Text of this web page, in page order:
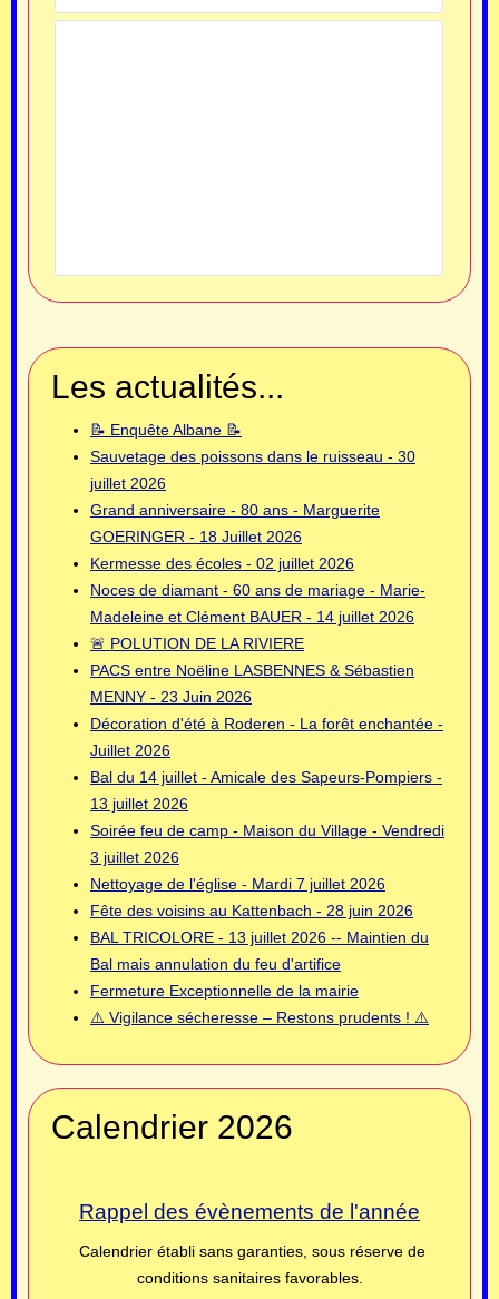
Les actualités...
📝 Enquête Albane 📝
Sauvetage des poissons dans le ruisseau - 30
juillet 2026
Grand anniversaire - 80 ans - Marguerite
GOERINGER - 18 Juillet 2026
Kermesse des écoles - 02 juillet 2026
Noces de diamant - 60 ans de mariage - Marie-
Madeleine et Clément BAUER - 14 juillet 2026
🚨 POLUTION DE LA RIVIERE
PACS entre Noëline LASBENNES & Sébastien
MENNY - 23 Juin 2026
Décoration d'été à Roderen - La forêt enchantée -
Juillet 2026
Bal du 14 juillet - Amicale des Sapeurs-Pompiers -
13 juillet 2026
Soirée feu de camp - Maison du Village - Vendredi
3 juillet 2026
Nettoyage de l'église - Mardi 7 juillet 2026
Fête des voisins au Kattenbach - 28 juin 2026
BAL TRICOLORE - 13 juillet 2026 -- Maintien du
Bal mais annulation du feu d'artifice
Fermeture Exceptionnelle de la mairie
⚠️ Vigilance sécheresse – Restons prudents ! ⚠️
Calendrier 2026
Rappel des évènements de l'année
Calendrier établi sans garanties, sous réserve de
conditions sanitaires favorables.